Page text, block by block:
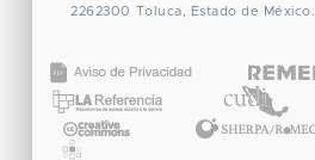
2262300 Toluca, Estado de México.